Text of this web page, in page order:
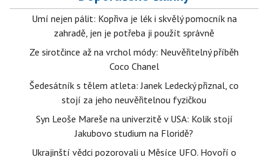
Umí nejen pálit: Kopřiva je lék i skvělý pomocník na
zahradě, jen je potřeba ji použít správně
Ze sirotčince až na vrchol módy: Neuvěřitelný příběh
Coco Chanel
Šedesátník s tělem atleta: Janek Ledecký přiznal, co
stojí za jeho neuvěřitelnou fyzičkou
Syn Leoše Mareše na univerzitě v USA: Kolik stojí
Jakubovo studium na Floridě?
Ukrajinští vědci pozorovali u Měsíce UFO. Hovoří o